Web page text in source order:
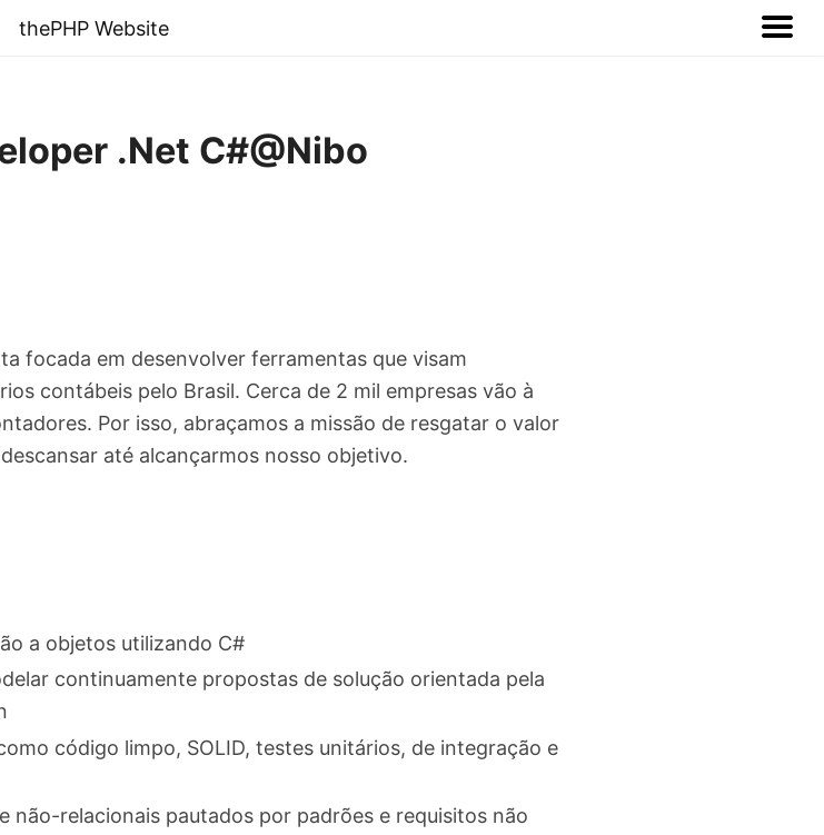
thePHP Website
.Net C#@Nibo
focada em desenvolver ferramentas que visam
contábeis pelo Brasil. Cerca de 2 mil empresas vão à
Por isso, abraçamos a missão de resgatar o valor
até alcançarmos nosso objetivo.
a objetos utilizando C#
continuamente propostas de solução orientada pela
código limpo, SOLID, testes unitários, de integração e
não-relacionais pautados por padrões e requisitos não